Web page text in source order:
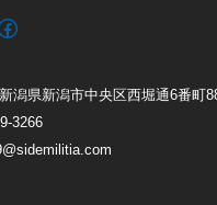
潟県新潟市中央区西堀通6番町
3266